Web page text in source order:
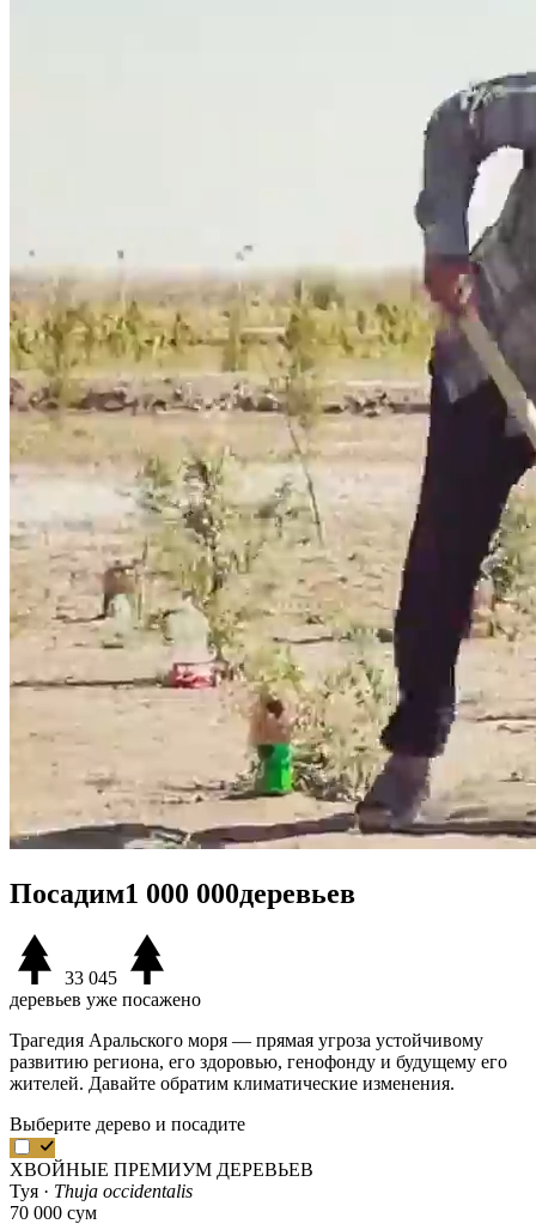
Посадим1 000 000деревьев
33 045
деревьев уже посажено
Трагедия Аральского моря — прямая угроза устойчивому
развитию региона, его здоровью, генофонду и будущему его
жителей. Давайте обратим климатические изменения.
Выберите дерево и посадите
ХВОЙНЫЕ ПРЕМИУМ ДЕРЕВЬЕВ
Туя · Thuja occidentalis
70 000 сум